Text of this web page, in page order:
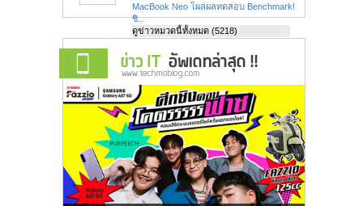
MacBook Neo โผล่ผลทดสอบ Benchmark!
ชิ...
ดูข่าวหมวดนี้ทั้งหมด (5218)